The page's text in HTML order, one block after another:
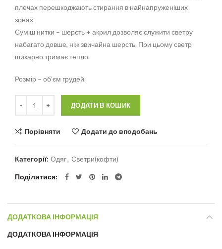
плечах перешкоджають стирання в найнапруженіших
зонах.
Суміш нитки – шерсть + акрил дозволяє служити светру
набагато довше, ніж звичайна шерсть. При цьому светр
шикарно тримає тепло.
Розмір – об’єм грудей.
ДОДАТИ В КОШИК
Порівняти Додати до вподобань
Категорії: Одяг, Светри(кофти)
Поділитися
ДОДАТКОВА ІНФОРМАЦІЯ
ДОДАТКОВА ІНФОРМАЦІЯ